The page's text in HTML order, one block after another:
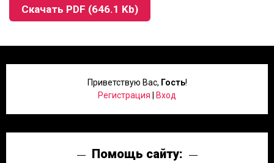
Скачать PDF (646.1 Kb)
Приветствую Вас, Гость!
Регистрация
Вход
Помощь сайту: